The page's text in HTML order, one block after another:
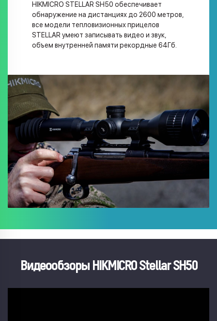
HIKMICRO STELLAR SH50 обеспечивает
обнаружение на дистанциях до 2600 метров,
все модели тепловизионных прицелов
STELLAR умеют записывать видео и звук,
объем внутренней памяти рекордные 64Гб.
Видеообзоры HIKMICRO Stellar SH50